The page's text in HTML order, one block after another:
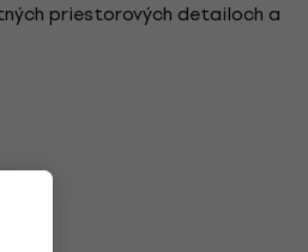
priestorových detailoch a